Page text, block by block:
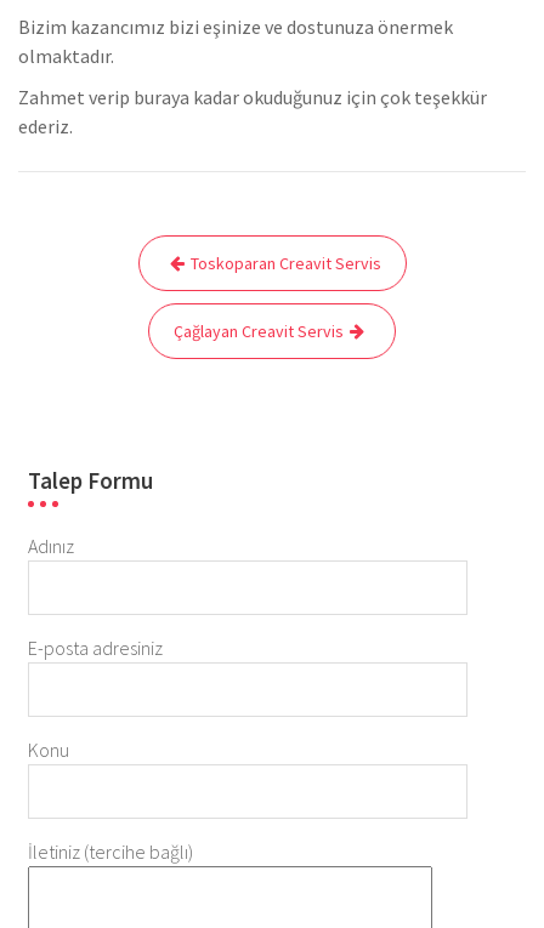
Bizim kazancımız bizi eşinize ve dostunuza önermek
olmaktadır.
Zahmet verip buraya kadar okuduğunuz için çok teşekkür
ederiz.
gezinmesi
Toskoparan Creavit Servis
Çağlayan Creavit Servis
Talep Formu
Adınız
E-posta adresiniz
Konu
İletiniz (tercihe bağlı)